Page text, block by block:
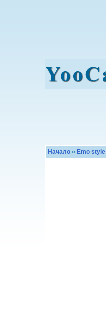
Начало » Emo style